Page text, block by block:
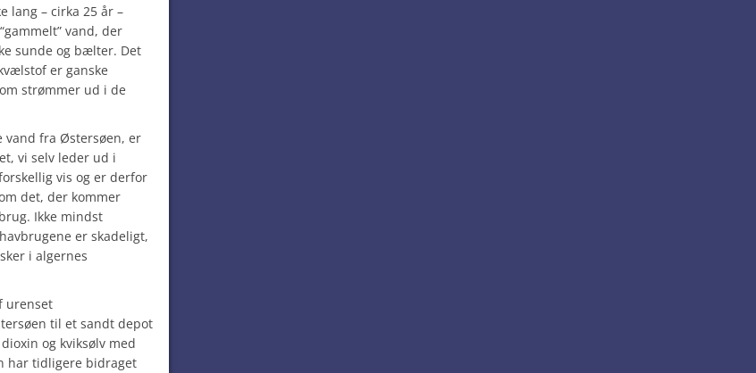
lang – cirka 25 år –
vand, der
sunde og bælter. Det
er ganske
strømmer ud i de
vand fra Østersøen, er
vi selv leder ud i
vis og er derfor
det, der kommer
Ikke mindst
er skadeligt,
i algernes
urenset
til et sandt depot
og kviksølv med
har tidligere bidraget